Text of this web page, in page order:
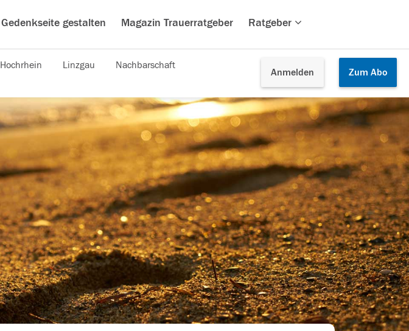
Gedenkseite gestalten Magazin Trauerratgeber Ratgeber
Anmelden Zum Abo
Hochrhein Linzgau Nachbarschaft